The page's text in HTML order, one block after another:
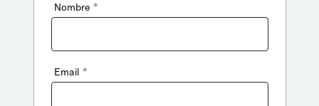
Nombre *
Email *